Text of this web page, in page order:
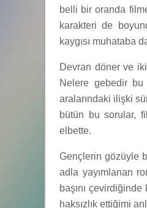
belli bir oranda
karakteri de
kaygısı muhataba
Devran döner ve
Nelere gebedir
aralarındaki ilişki
bütün bu sorular,
elbette.
Gençlerin gözüyle
adla yayımlanan
başını
haksızlık ettiğimi